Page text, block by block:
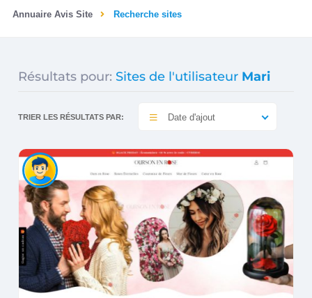
Annuaire Avis Site Recherche sites
Résultats pour: Sites de l'utilisateur Mari
TRIER LES RÉSULTATS PAR: Date d'ajout